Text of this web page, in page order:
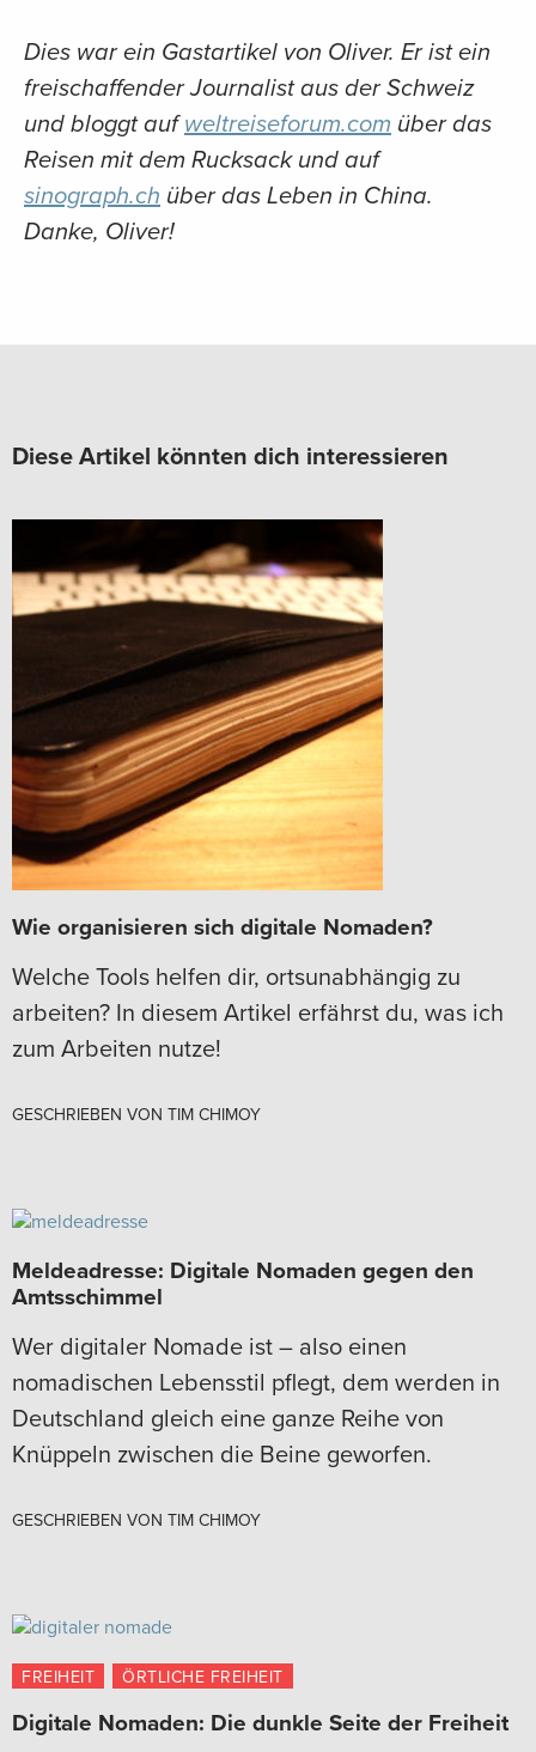
Dies war ein Gastartikel von Oliver. Er ist ein
freischaffender Journalist aus der Schweiz
und bloggt aufweltreiseforum.com über das
Reisen mit dem Rucksack und auf
sinograph.ch über das Leben in China.
Danke, Oliver!
Diese Artikel könnten dich interessieren
Wie organisieren sich digitale Nomaden?
Welche Tools helfen dir, ortsunabhängig zu
arbeiten? In diesem Artikel erfährst du, was ich
zum Arbeiten nutze!
GESCHRIEBEN VON TIM CHIMOY
Meldeadresse: Digitale Nomaden gegen den
Amtsschimmel
Wer digitaler Nomade ist – also einen
nomadischen Lebensstil pflegt, dem werden in
Deutschland gleich eine ganze Reihe von
Knüppeln zwischen die Beine geworfen.
GESCHRIEBEN VON TIM CHIMOY
FREIHEIT ÖRTLICHE FREIHEIT
Digitale Nomaden: Die dunkle Seite der Freiheit